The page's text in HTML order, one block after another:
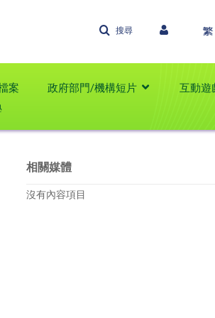
搜尋
案 政府部門/機構短片
互動遊
相關媒體
沒有內容項目